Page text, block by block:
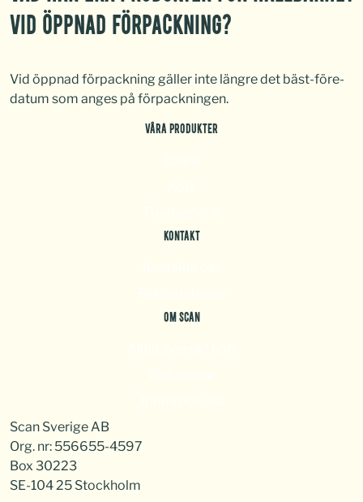
VID ÖPPNAD FÖRPACKNING?
Vid öppnad förpackning gäller inte längre det bäst-före-
datum som anges på förpackningen.
VÅRA PRODUKTER
KONTAKT
OM SCAN
Scan Sverige AB
Org. nr: 556655-4597
Box 30223
SE-104 25 Stockholm